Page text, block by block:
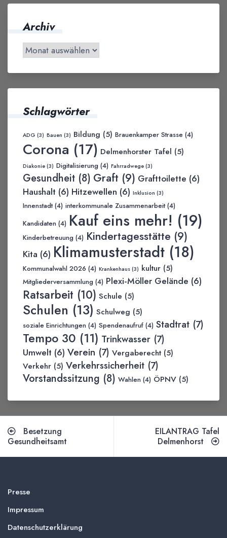
Archiv
Schlagwörter
ADG (3) Bauen (3) Bildung (5) Brauenkamper Strasse (4)
Corona (17) Delmenhorster Tafel (5)
Diakonie (3) Digitalisierung (4) Fahrradwege (3)
Gesundheit (8) Graft (9) Grafttoilette (6)
Haushalt (6) Hitzewellen (6) Inklusion (3)
Innenstadt(4) interkommunale Zusammenarbeit(4)
Kandidaten (4) Kauf eins mehr! (19)
Kinderbetreuung (4) Kindertagesstätte (9)
Kita (6) Klimamusterstadt (18)
Kommunalwahl 2026 (4) Krankenhaus (3) kultur (5)
Mitgliederversammlung (4) Plexi-Möller Gelände (6)
Ratsarbeit (10) Schule (5)
Schulen (13) Schulweg (5)
soziale Einrichtungen (4) Spendenaufruf (4) Stadtrat (7)
Tempo 30 (11) Trinkwasser (7)
Umwelt (6) Verein (7) Vergaberecht (5)
Verkehr (5) Verkehrssicherheit (7)
Vorstandssitzung (8) Wahlen (4) ÖPNV (5)
Besetzung
Gesundheitsamt
EILANTRAG Tafel
Delmenhorst
Presse
Impressum
Datenschutzerklärung